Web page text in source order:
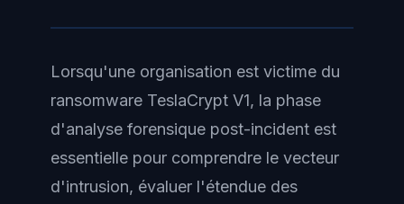
Lorsqu'une organisation est victime du
ransomware TeslaCrypt V1, la phase
d'analyse forensique post-incident est
essentielle pour comprendre le vecteur
d'intrusion, évaluer l'étendue des